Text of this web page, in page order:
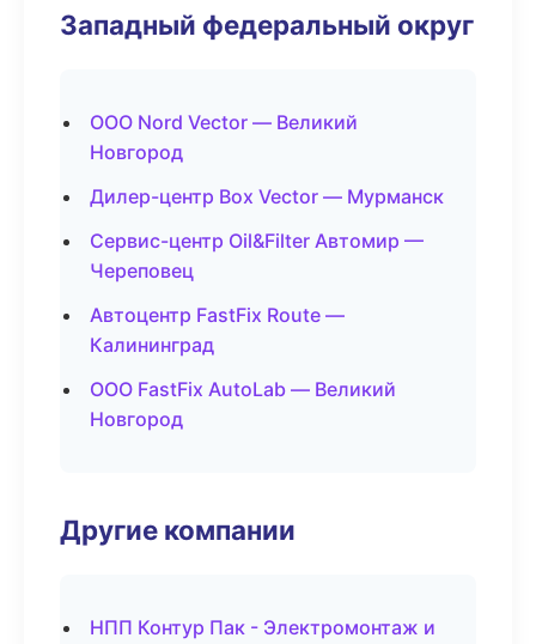
Западный федеральный округ
ООО Nord Vector — Великий
Новгород
Дилер-центр Box Vector — Мурманск
Сервис-центр Oil&Filter Автомир —
Череповец
Автоцентр FastFix Route —
Калининград
ООО FastFix AutoLab — Великий
Новгород
Другие компании
НПП Контур Пак - Электромонтаж и